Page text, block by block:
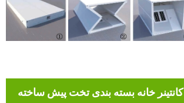
کانتینر خانه بسته بندی تخت پیش ساخته